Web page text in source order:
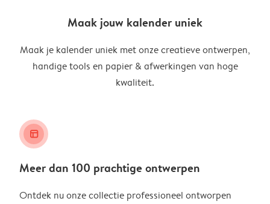
Maak jouw kalender uniek
Maak je kalender uniek met onze creatieve ontwerpen,
handige tools en papier & afwerkingen van hoge
kwaliteit.
layout_alt
Meer dan 100 prachtige ontwerpen
Ontdek nu onze collectie professioneel ontworpen